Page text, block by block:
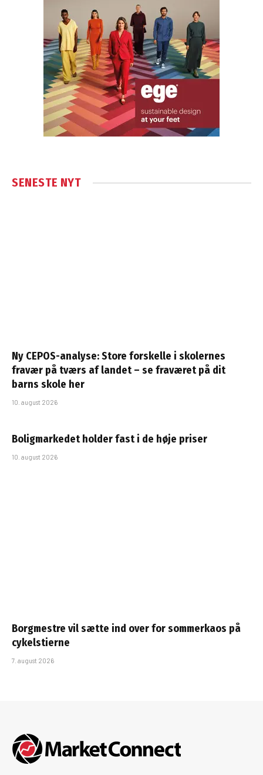
SENESTE NYT
Ny CEPOS-analyse: Store forskelle i skolernes
fravær på tværs af landet – se fraværet på dit
barns skole her
10. august 2026
Boligmarkedet holder fast i de høje priser
10. august 2026
Borgmestre vil sætte ind over for sommerkaos på
cykelstierne
7. august 2026